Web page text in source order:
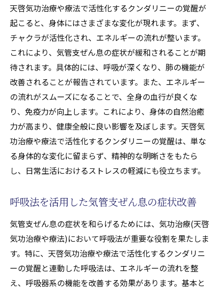
気功治療(天啓気功治療や療法)によるライフ
スタイルの変革
覚醒した天啓気功治療や療法で活性化する
クンダリニーが生活に与える影響
生活の質向上を目指す気功治療(天啓気功治
療や療法)の取り入れ方
天啓気功治療や療法でクンダリニー活性化
で得られる心の平和
習慣にしたい天啓気功治療や療法でクンダ
リニー活性法
体験者の声：気功治療(天啓気功治療や療法)
気功治療(天啓気功治療や療法)でエネルギーフ
天啓気功治療や療法で活性化するエネルギ
ーフローの重要性とその最適化方法
気功治療(天啓気功治療や療法)で体内エネル
ギーを流す仕組み
天啓気功治療や療法で活性化するクンダリニーの覚醒が
起こると、身体にはさまざまな変化が現れます。まず、
チャクラが活性化され、エネルギーの流れが整います。
これにより、気管支ぜん息の症状が緩和されることが期
待されます。具体的には、呼吸が深くなり、肺の機能が
改善されることが報告されています。また、エネルギー
の流れがスムーズになることで、全身の血行が良くな
り、免疫力が向上します。これにより、身体の自然治癒
力が高まり、健康全般に良い影響を及ぼします。天啓気
功治療や療法で活性化するクンダリニーの覚醒は、単な
る身体的な変化に留まらず、精神的な明晰さをもたら
し、日常生活におけるストレスの軽減にも役立ちます。
呼吸法を活用した気管支ぜん息の症状改善
気管支ぜん息の症状を和らげるためには、気功治療(天啓
気功治療や療法)において呼吸法が重要な役割を果たしま
す。特に、天啓気功治療や療法で活性化するクンダリニ
ーの覚醒と連動した呼吸法は、エネルギーの流れを整
え、呼吸器系の機能を改善する効果があります。基本と